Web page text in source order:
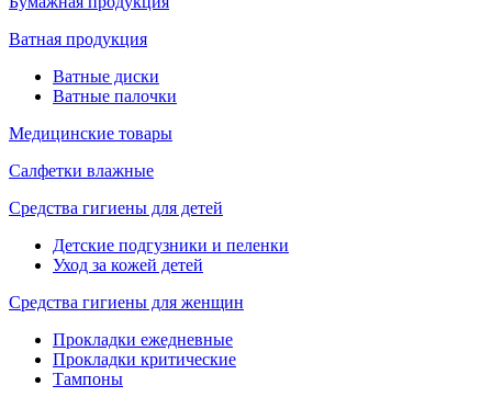
Ватная продукция
Ватные диски
Ватные палочки
Медицинские товары
Салфетки влажные
Средства гигиены для детей
Детские подгузники и пеленки
Уход за кожей детей
Средства гигиены для женщин
Прокладки ежедневные
Прокладки критические
Тампоны